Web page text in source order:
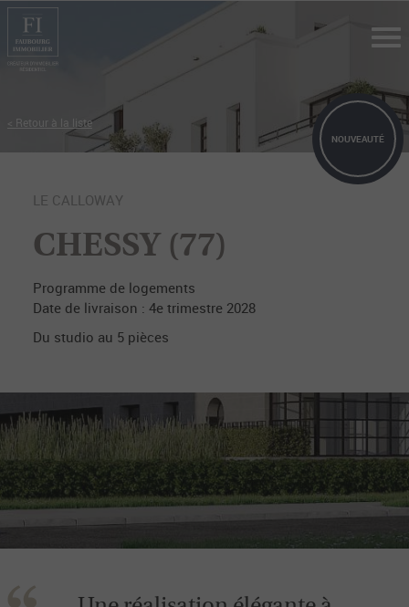
< Retour à la liste
LE CALLOWAY
CHESSY (77)
Programme de logements
Date de livraison : 4e trimestre 2028
Du studio au 5 pièces
NOUVEAUTÉ